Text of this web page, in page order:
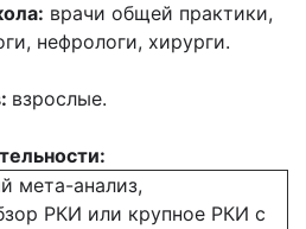
врачи общей практики,
нефрологи, хирурги.
взрослые.
мета-анализ,
РКИ или крупное РКИ с